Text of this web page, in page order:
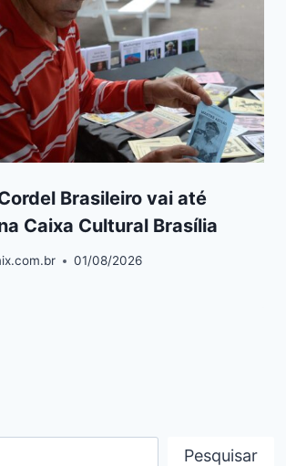
Brasileiro vai até
Caixa Cultural Brasília
01/08/2026
Pesquisar